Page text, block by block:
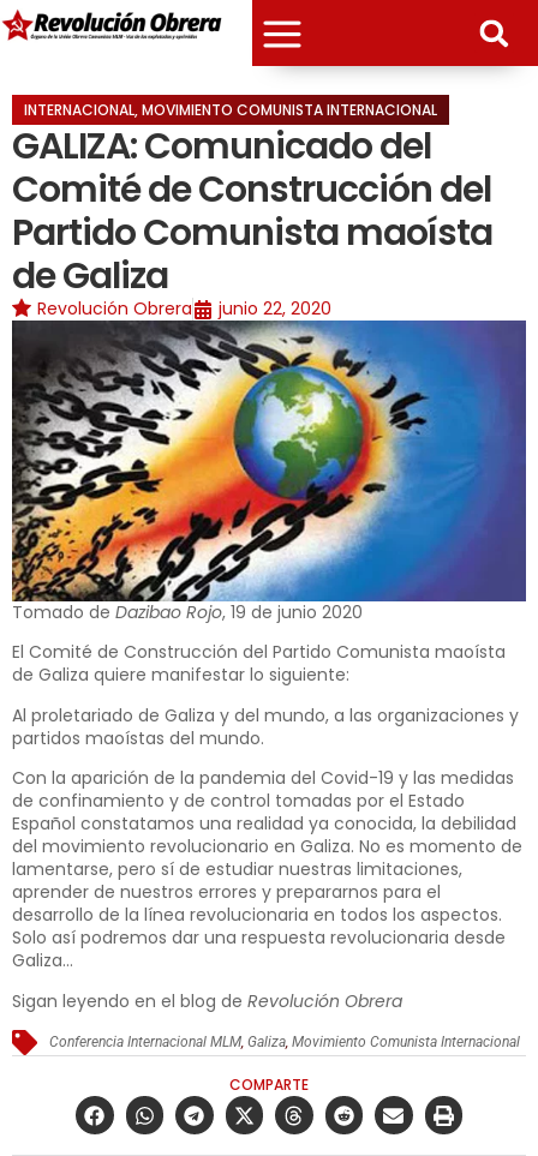
INTERNACIONAL,MOVIMIENTO COMUNISTA INTERNACIONAL
GALIZA: Comunicado del
Comité de Construcción del
Partido Comunista maoísta
de Galiza
Revolución Obrera junio 22, 2020
Tomado de Dazibao Rojo, 19 de junio 2020
El Comité de Construcción del Partido Comunista maoísta
de Galiza quiere manifestar lo siguiente:
Al proletariado de Galiza y del mundo, a las organizaciones y
partidos maoístas del mundo.
Con la aparición de la pandemia del Covid-19 y las medidas
de confinamiento y de control tomadas por el Estado
Español constatamos una realidad ya conocida, la debilidad
del movimiento revolucionario en Galiza. No es momento de
lamentarse, pero sí de estudiar nuestras limitaciones,
aprender de nuestros errores y prepararnos para el
desarrollo de la línea revolucionaria en todos los aspectos.
Solo así podremos dar una respuesta revolucionaria desde
Galiza…
Sigan leyendo en el blog de Revolución Obrera
Conferencia Internacional MLM,Galiza,Movimiento Comunista Internacional
COMPARTE